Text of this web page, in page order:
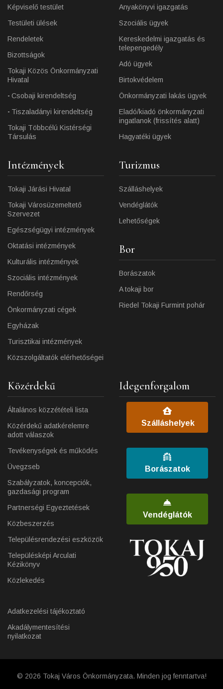
Képviselő testület
Testületi ülések
Rendeletek
Bizottságok
Tokaji Közös Önkormányzati
Hivatal
Csobaji kirendeltség
Tiszaladányi kirendeltség
Tokaji Többcélú Kistérségi
Társulás
Anyakönyvi igazgatás
Szociális ügyek
Kereskedelmi igazgatás és
telepengedély
Adó ügyek
Birtokvédelem
Önkormányzati lakás ügyek
Eladó/kiadó önkormányzati
ingatlanok (frissítés alatt)
Hagyatéki ügyek
Intézmények
Tokaji Járási Hivatal
Tokaji Városüzemeltető
Szervezet
Egészségügyi intézmények
Oktatási intézmények
Kulturális intézmények
Szociális intézmények
Rendőrség
Önkormányzati cégek
Egyházak
Turisztikai intézmények
Közszolgáltatók elérhetőségei
Turizmus
Szálláshelyek
Vendéglátók
Lehetőségek
Bor
Borászatok
A tokaji bor
Riedel Tokaji Furmint pohár
Közérdekű
Általános közzétételi lista
Közérdekű adatkérelemre
adott válaszok
Tevékenységek és működés
Üvegzseb
Szabályzatok, koncepciók,
gazdasági program
Partnerségi Egyeztetések
Közbeszerzés
Településrendezési eszközök
Településképi Arculati
Kézikönyv
Közlekedés
Adatkezelési tájékoztató
Akadálymentesítési
nyilatkozat
Idegenforgalom
Szálláshelyek
Borászatok
Vendéglátók
© 2026 Tokaj Város Önkormányzata. Minden jog fenntartva!